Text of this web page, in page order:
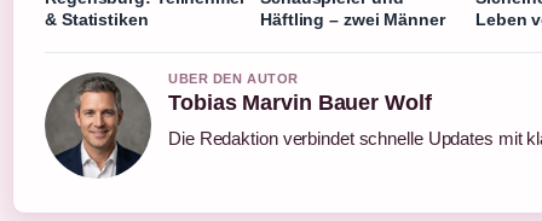
& Statistiken
Häftling – zwei Männer
Leben
UBER DEN AUTOR
Tobias Marvin Bauer Wolf
Die Redaktion verbindet schnelle Updates mit